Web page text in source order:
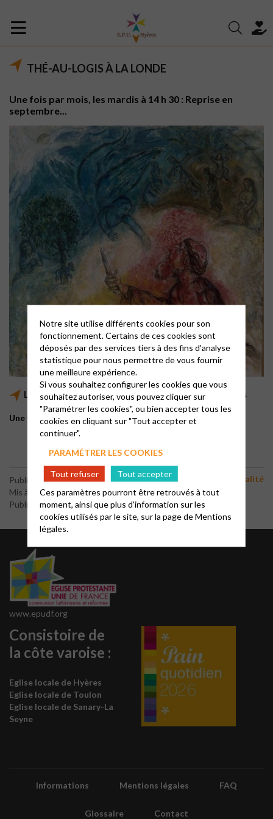
THÉ-AU-LOGIS À LA LONDE
Une fois par mois, les mardis à 14 h 30 : Reprise en
septembre...
La foi, au travers de quelques personnages bibliques
Une fois par mois, les mardis à 14h30 :
Publié le 30 août 2022
Mis à jour le 22 juin 2026
Publié par le webmaster
Bible et spiritualité
www.epudf.org
Consistoire de
la côte varoise :
Eglise locale de Hyères
Eglise locale de Toulon
Eglise locale de Sanary-La
Seyne
Informations Mentions légales FAQ
Glossaire Contact
Notre site utilise différents cookies pour son
fonctionnement. Certains de ces cookies sont
déposés par des services tiers à des fins d'analyse
statistique pour nous permettre de vous fournir
une meilleure expérience.
Si vous souhaitez configurer les cookies que vous
souhaitez autoriser, vous pouvez cliquer sur
"Paramétrer les cookies", ou bien accepter tous les
cookies en cliquant sur "Tout accepter et
continuer".
PARAMÉTRER LES COOKIES
Tout refuser
Tout accepter
Ces paramètres pourront être retrouvés à tout
moment, ainsi que plus d'information sur les
cookies utilisés par le site, sur la page deMentions
légales.